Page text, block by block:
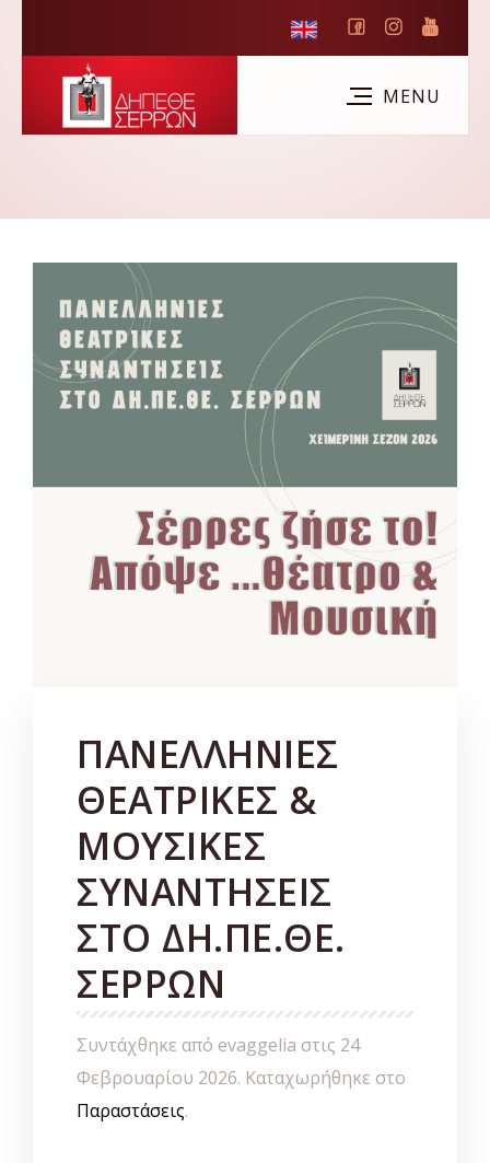
ΠΑΝΕΛΛΗΝΙΕΣ
ΘΕΑΤΡΙΚΕΣ &
ΜΟΥΣΙΚΕΣ
ΣΥΝΑΝΤΗΣΕΙΣ
ΣΤΟ ΔΗ.ΠΕ.ΘΕ.
ΣΕΡΡΩΝ
Συντάχθηκε από evaggelia στις 24
Φεβρουαρίου 2026. Καταχωρήθηκε στο
Παραστάσεις.